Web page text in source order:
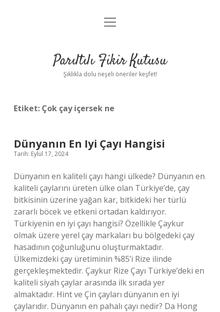
Anasayfa
Yasal Uyarı
menüyü
Parıltılı Fikir Kutusu
Şıklıkla dolu neşeli öneriler keşfet!
Etiket: Çok çay içersek ne
Dünyanın En Iyi Çayı Hangisi
Tarih: Eylül 17, 2024
Dünyanın en kaliteli çayı hangi ülkede? Dünyanın en
kaliteli çaylarını üreten ülke olan Türkiye’de, çay
bitkisinin üzerine yağan kar, bitkideki her türlü
zararlı böcek ve etkeni ortadan kaldırıyor.
Türkiyenin en iyi çayı hangisi? Özellikle Çaykur
olmak üzere yerel çay markaları bu bölgedeki çay
hasadının çoğunluğunu oluşturmaktadır.
Ülkemizdeki çay üretiminin %85’i Rize ilinde
gerçekleşmektedir. Çaykur Rize Çayı Türkiye’deki en
kaliteli siyah çaylar arasında ilk sırada yer
almaktadır. Hint ve Çin çayları dünyanın en iyi
çaylarıdır. Dünyanın en pahalı çayı nedir? Da Hong